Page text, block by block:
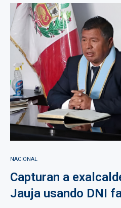
NACIONAL
Capturan a
Jauja usando DNI